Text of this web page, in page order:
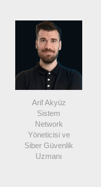
Arif Akyüz
Sistem
Network
Yöneticisi ve
Siber Güvenlik
Uzmanı